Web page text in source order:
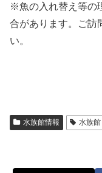
※魚の入れ替え等の
合があります。ご訪
い。
水族館情報 水族館